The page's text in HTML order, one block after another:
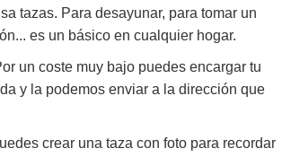
tazas. Para desayunar, para tomar un
es un básico en cualquier hogar.
un coste muy bajo puedes encargar tu
y la podemos enviar a la dirección que
crear una taza con foto para recordar